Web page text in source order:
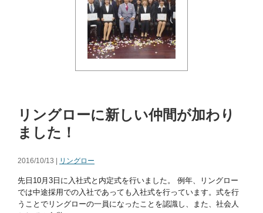
リングローに新しい仲間が加わり
ました！
2016/10/13 | リングロー
先日10月3日に入社式と内定式を行いました。 例年、リングロー
では中途採用での入社であっても入社式を行っています。式を行
うことでリングローの一員になったことを認識し、また、社会人